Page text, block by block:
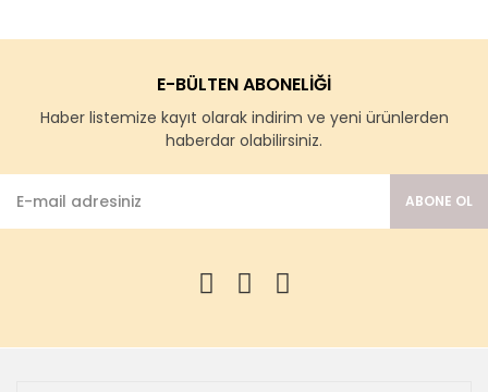
E-BÜLTEN ABONELİĞİ
Haber listemize kayıt olarak indirim ve yeni ürünlerden
haberdar olabilirsiniz.
ABONE OL